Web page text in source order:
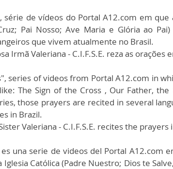
série de vídeos do Portal A12.com em que
Pai Nosso; Ave Maria e Glória ao
que vivem atualmente no Brasil.
Irmã Valeriana - C.I.F.S.E. reza as orações
series of videos from Portal A12.com in
The Sign of the Cross , Our Father,
those prayers are recited in several
in Brazil.
Valeriana - C.I.F.S.E. recites the prayers
una serie de videos del Portal A12.com
Católica (Padre Nuestro; Dios te